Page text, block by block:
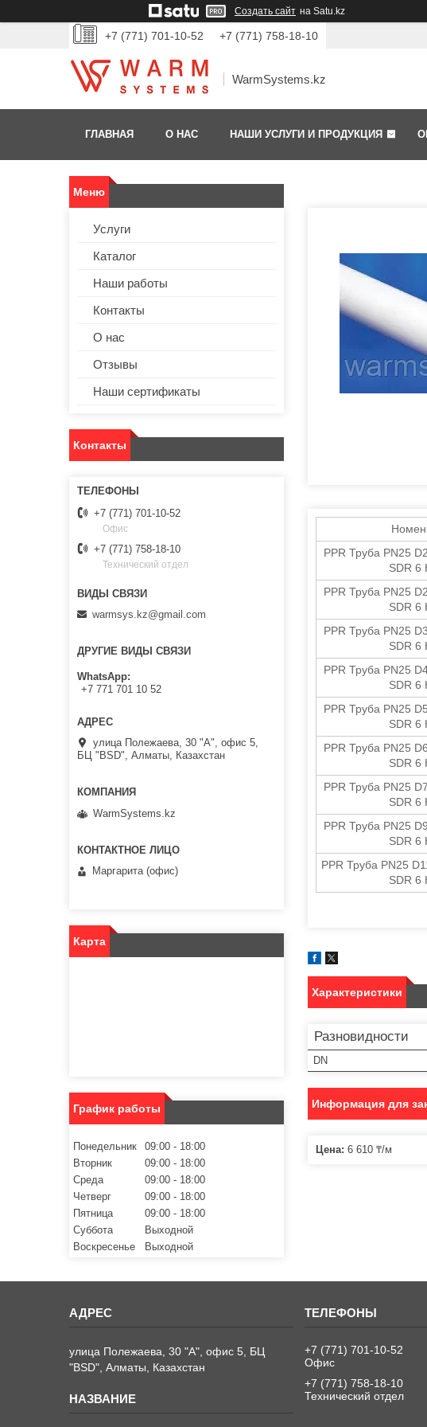
Создать сайт на Satu.kz
+7 (771) 701-10-52 +7 (771) 758-18-10
WarmSystems.kz
ГЛАВНАЯ О НАС НАШИ УСЛУГИ И ПРОДУКЦИЯ
PPR Труба PN25
SDR
PPR Труба PN25
SDR
PPR Труба PN25
SDR
PPR Труба PN25
SDR
PPR Труба PN25
SDR
PPR Труба PN25
SDR
PPR Труба PN25
SDR
PPR Труба PN25
SDR
PPR Труба PN25
SDR
Характеристики
Разновидности
DN
Информация для
Цена: 6 610 ₸/м
Услуги
Каталог
Наши работы
Контакты
О нас
Отзывы
Наши сертификаты
Контакты
+7 (771) 701-10-52
Офис
+7 (771) 758-18-10
Технический отдел
warmsys.kz@gmail.com
ДРУГИЕ ВИДЫ СВЯЗИ
WhatsApp
+7 771 701 10 52
улица Полежаева, 30 "А", офис 5,
БЦ "BSD", Алматы, Казахстан
WarmSystems.kz
Маргарита (офис)
Карта
График работы
Понедельник 09:00
18:00
Вторник
09:00
18:00
Среда
09:00
18:00
Четверг
09:00
18:00
Пятница
09:00
18:00
Суббота
Выходной
Воскресенье
Выходной
улица Полежаева, 30 "А", офис 5, БЦ
"BSD", Алматы, Казахстан
+7 (771) 701-10-52
Офис
+7 (771) 758-18-10
Технический отдел